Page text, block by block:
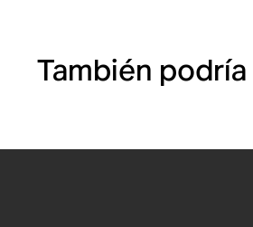
También